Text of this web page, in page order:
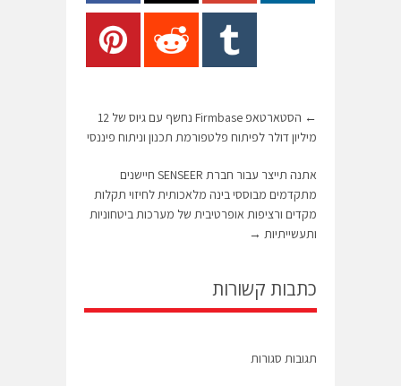
←
הסטארטאפ Firmbase נחשף עם גיוס של 12
מיליון דולר לפיתוח פלטפורמת תכנון וניתוח פיננסי
אתנה תייצר עבור חברת SENSEER חיישנים
מתקדמים מבוססי בינה מלאכותית לחיזוי תקלות
מקדים ורציפות אופרטיבית של מערכות ביטחוניות
ותעשייתיות →
כתבות קשורות
תגובות סגורות